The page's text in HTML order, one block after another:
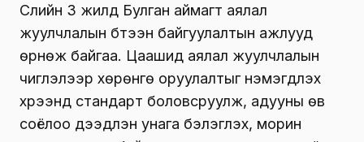
Сүүлийн 3 жилд Булган аймагт аялал
жуулчлалын бүтээн байгуулалтын ажлууд
өрнөж байгаа. Цаашид аялал жуулчлалын
чиглэлээр хөрөнгө оруулалтыг нэмэгдүүлэх
хүрээнд стандарт боловсруулж, адууны өв
соёлоо дээдлэн унага бэлэглэх, морин